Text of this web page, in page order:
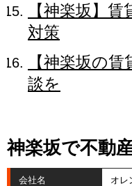
【神楽坂】
対策
【神楽坂の
談を
神楽坂で不動
会社名 オレ